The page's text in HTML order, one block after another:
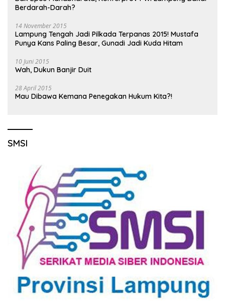
Berdarah-Darah?
14 November 2015
Lampung Tengah Jadi Pilkada Terpanas 2015! Mustafa
Punya Kans Paling Besar, Gunadi Jadi Kuda Hitam
10 Juni 2015
Wah, Dukun Banjir Duit
28 April 2015
Mau Dibawa Kemana Penegakan Hukum Kita?!
SMSI